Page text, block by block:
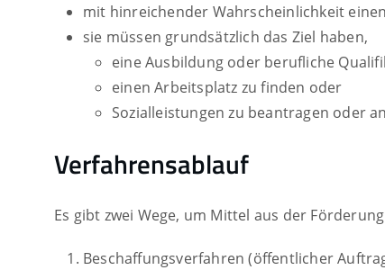
mit hinreichender Wahrscheinlichkeit
sie müssen grundsätzlich das Ziel haben,
eine Ausbildung oder berufliche
einen Arbeitsplatz zu finden oder
Sozialleistungen zu beantragen oder
Verfahrensablauf
Es gibt zwei Wege, um Mittel aus der
Beschaffungsverfahren (öffentlicher